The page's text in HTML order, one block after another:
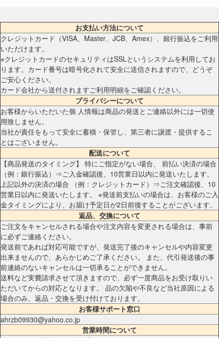
お支払い方法について
クレジットカード（VISA、Master、JCB、Amex）、銀行振込をご利用
いただけます。
※クレジットカードのセキュリティはSSLというシステムを利用してお
ります。カード番号は暗号化されて安全に送信されますので、どうぞ
ご安心ください。
カード会社から送付されますご利用明細をご確認ください。
プライバシーについて
お客様からいただいた個 人情報は商品の発送とご連絡以外には一切使
用致しません。
当社が責任をもって安全に蓄積・保管し、第三者に譲渡・提供するこ
とはございません。
配送について
【商品発送のタイミング】 特にご指定がない場合、 前払い決済の場合
（例：銀行振込）⇒ご入金確認後、10営業日以内に発送いたします。
上記以外の決済の場合 （例：クレジットカード）⇒ご注文確認後、10
営業日以内に発送いたします。 ※発送前支払いの場合は、お客様のご入
金タイミングにより、お届け予定日が2日前後することがございます。
返品、交換について
ご注文をキャンセルされる場合や注文内容を変更される場合は、事前
に必ずご連絡ください。
発送前であれば対応可能ですが、発送完了後のキャンセルや内容変更
出来ませんので、あらかじめご了承ください。 また、代引発送後の事
前連絡のないキャンセルは一切承ることができません。
送料など実費請求させて頂きますので、必ず一度商品をお受け取りい
ただいてからの対応となります。 品の欠陥や不良など当社原因による
場合のみ、返品・交換を受け付けております。
お客様サポート窓口
ahrzb09930@yahoo.co.jp
営業時間について